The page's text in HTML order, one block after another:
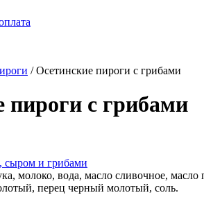
/Осетинские пироги с грибами
пироги с грибами
сыром и грибами
молоко, вода, масло сливочное,
перец черный молотый, соль.